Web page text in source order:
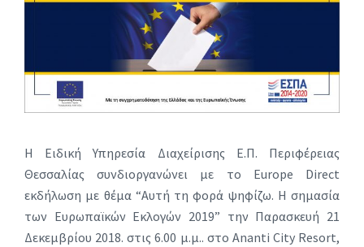
Η Ειδική Υπηρεσία Διαχείρισης Ε.Π. Περιφέρειας
Θεσσαλίας συνδιοργανώνει με το Europe Direct
εκδήλωση με θέμα “Αυτή τη φορά ψηφίζω. Η σημασία
των Ευρωπαϊκών Εκλογών 2019” την Παρασκευή 21
Δεκεμβρίου 2018. στις 6.00 μ.μ.. στο Ananti City Resort,